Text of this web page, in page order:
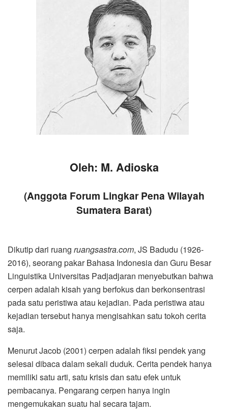
Oleh: M. Adioska
(Anggota Forum Lingkar Pena Wilayah
Sumatera Barat)
Dikutip dari ruang ruangsastra.com, JS Badudu (1926-
2016), seorang pakar Bahasa Indonesia dan Guru Besar
Linguistika Universitas Padjadjaran menyebutkan bahwa
cerpen adalah kisah yang berfokus dan berkonsentrasi
pada satu peristiwa atau kejadian. Pada peristiwa atau
kejadian tersebut hanya mengisahkan satu tokoh cerita
saja.
Menurut Jacob (2001) cerpen adalah fiksi pendek yang
selesai dibaca dalam sekali duduk. Cerita pendek hanya
memiliki satu arti, satu krisis dan satu efek untuk
pembacanya. Pengarang cerpen hanya ingin
mengemukakan suatu hal secara tajam.